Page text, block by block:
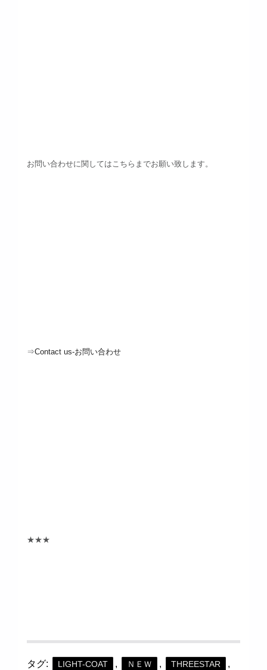
お問い合わせに関してはこちらまでお願い致します。
⇒Contact us-お問い合わせ
★★★
タグ: LIGHT-COAT , ＮＥＷ , THREESTAR ,